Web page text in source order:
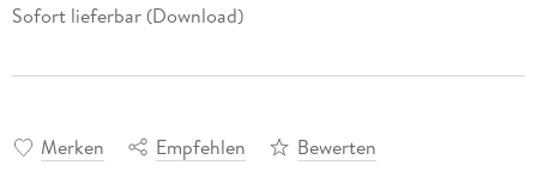
Sofort lieferbar (Download)
Merken Empfehlen Bewerten